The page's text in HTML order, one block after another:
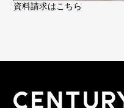
資料請求はこちら